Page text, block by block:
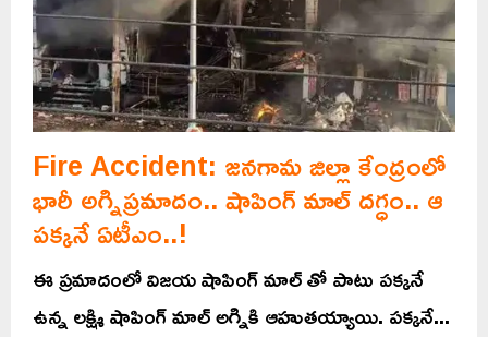
Fire Accident: జనగామ జిల్లా కేంద్రంలో
భారీ అగ్నిప్రమాదం.. షాపింగ్ మాల్ దగ్ధం.. ఆ
పక్కనే ఏటీఎం..!
ఈ ప్రమాదంలో విజయ షాపింగ్ మాల్ తో పాటు పక్కనే
ఉన్న లక్ష్మి షాపింగ్ మాల్ అగ్నికి ఆహుతయ్యాయి. పక్కనే...